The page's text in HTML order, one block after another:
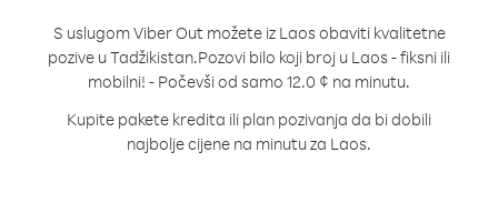
S uslugom Viber Out možete iz Laos obaviti kvalitetne
pozive u Tadžikistan.Pozovi bilo koji broj u Laos - fiksni ili
mobilni! - Počevši od samo 12.0 ¢ na minutu.
Kupite pakete kredita ili plan pozivanja da bi dobili
najbolje cijene na minutu za Laos.